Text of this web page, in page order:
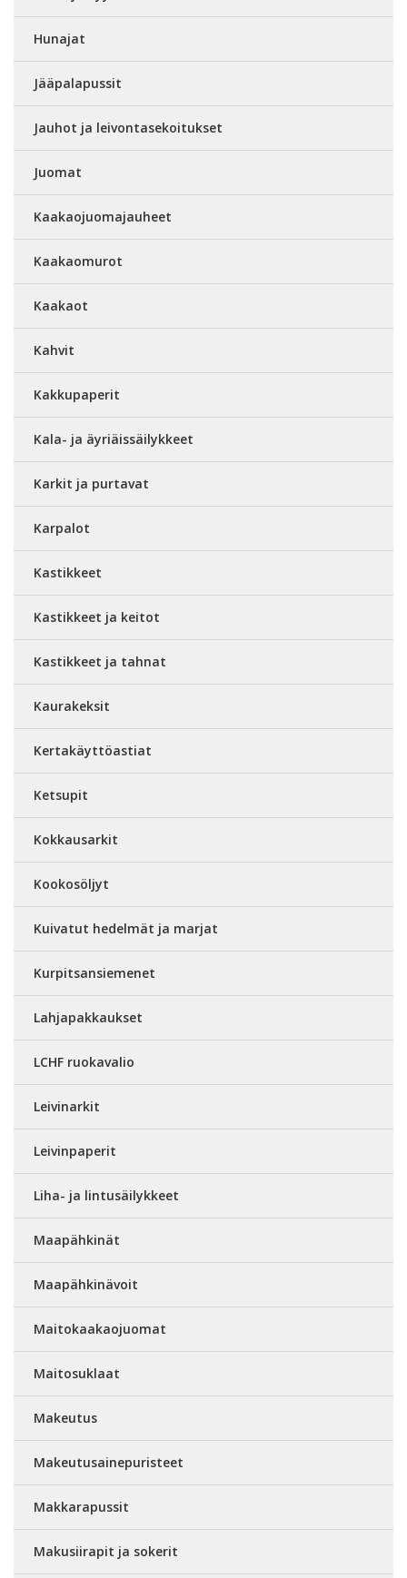
Hunajat
Jääpalapussit
Jauhot ja leivontasekoitukset
Juomat
Kaakaojuomajauheet
Kaakaomurot
Kaakaot
Kahvit
Kakkupaperit
Kala- ja äyriäissäilykkeet
Karkit ja purtavat
Karpalot
Kastikkeet
Kastikkeet ja keitot
Kastikkeet ja tahnat
Kaurakeksit
Kertakäyttöastiat
Ketsupit
Kokkausarkit
Kookosöljyt
Kuivatut hedelmät ja marjat
Kurpitsansiemenet
Lahjapakkaukset
LCHF ruokavalio
Leivinarkit
Leivinpaperit
Liha- ja lintusäilykkeet
Maapähkinät
Maapähkinävoit
Maitokaakaojuomat
Maitosuklaat
Makeutus
Makeutusainepuristeet
Makkarapussit
Makusiirapit ja sokerit